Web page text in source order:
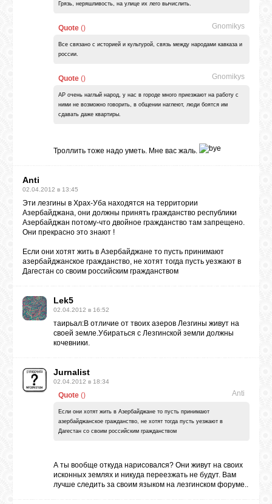
Грязь, неряшливость, на улице их лего вычислить.
Quote ( Gnomikys
)
Все связано с историей и культурой, связь между народами кавказа и
россии.
Quote ( Gnomikys
)
АР очень наглый народ, у нас в городе много приезжают на работу с
ними не возможно говорить, в общении наглеют, люди боятся им
сдавать даже квартиры.
Троллить тоже надо уметь. Мне вас жаль.
Anti
02.04.2012 в 13:45
Эти лезгины в Храх-Уба находятся на территории
Азербайджана, они должны принять гражданство республики
Азербайджан потому-что двойное гражданство там запрещено.
Они прекрасно это знают !
Если они хотят жить в Азербайджане то пусть принимают
азербайджанское гражданство, не хотят тогда пусть уезжают в
Дагестан со своим российским гражданством
Lek5
02.04.2012 в 16:52
таирьал:В отличие от твоих азеров Лезгины живут на
своей земле.Убираться с Лезгинской земли должны
кочевники.
Jurnalist
02.04.2012 в 18:34
Quote ( Anti
)
Если они хотят жить в Азербайджане то пусть принимают
азербайджанское гражданство, не хотят тогда пусть уезжают в
Дагестан со своим российским гражданством
А ты вообще откуда нарисовался? Они живут на своих
исконных землях и никуда переезжать не будут. Вам
лучше следить за своим языком на лезгинском форуме..